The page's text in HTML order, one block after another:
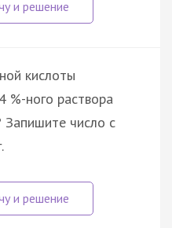
кислоты
%-ного раствора
Запишите число с